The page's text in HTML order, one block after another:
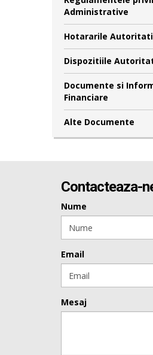
Administrative
Hotararile
Dispozitiile
Documente si
Financiare
Alte Documente
Contacteaza-
Nume
Email
Mesaj